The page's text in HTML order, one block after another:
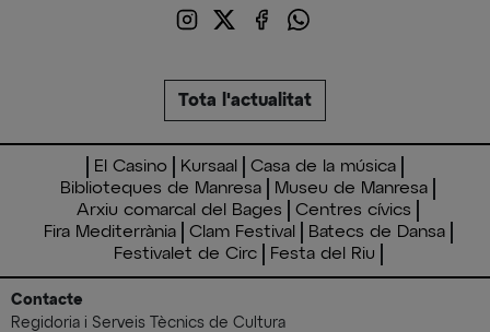
Tota l'actualitat
El Casino Kursaal
Casa de la música
Biblioteques de Manresa
Museu de Manresa
Arxiu comarcal del Bages
Centres cívics
Fira Mediterrània
Clam Festival
Batecs de Dansa
Festivalet de Circ
Festa del Riu
Contacte
Regidoria i Serveis Tècnics de Cultura